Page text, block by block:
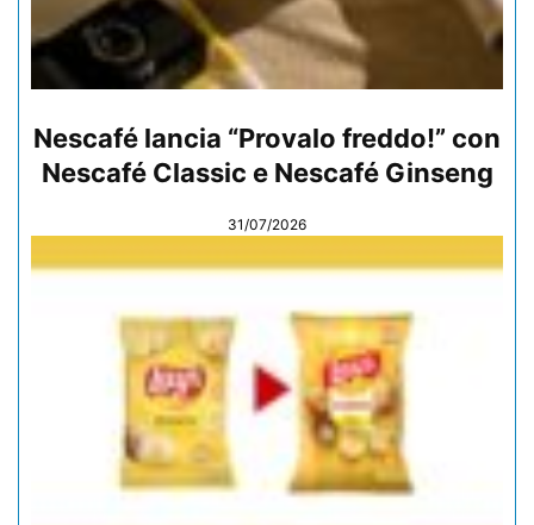
Nescafé lancia “Provalo freddo!” con
Nescafé Classic e Nescafé Ginseng
31/07/2026